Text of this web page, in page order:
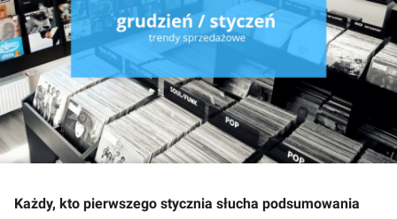
Każdy, kto pierwszego stycznia słucha podsumowania